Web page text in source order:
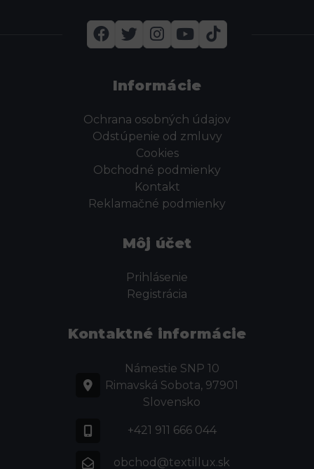
Informácie
Ochrana osobných údajov
Odstúpenie od zmluvy
Cookies
Obchodné podmienky
Kontakt
Reklamačné podmienky
Môj účet
Prihlásenie
Registrácia
Kontaktné informácie
Námestie SNP 10
Rimavská Sobota, 97901
Slovensko
+421 911 666 044
obchod@textillux.sk